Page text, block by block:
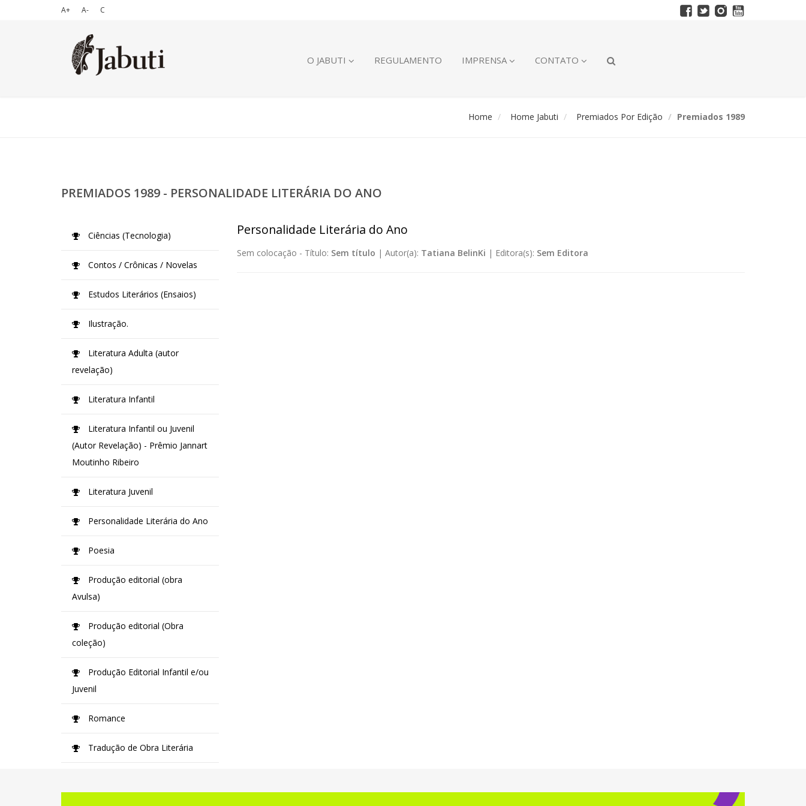
A+ A- C
O JABUTI REGULAMENTO IMPRENSA CONTATO
Home Home Jabuti Premiados Por Edição Premiados 1989
PREMIADOS 1989 - PERSONALIDADE LITERÁRIA DO ANO
Personalidade Literária do Ano
Sem colocação - Título: Sem título | Autor(a): Tatiana BelinKi | Editora(s): Sem Editora
Ciências (Tecnologia)
Contos / Crônicas / Novelas
Estudos Literários (Ensaios)
Ilustração.
Literatura Adulta (autor
revelação)
Literatura Infantil
Literatura Infantil ou Juvenil
(Autor Revelação) - Prêmio Jannart
Moutinho Ribeiro
Literatura Juvenil
Personalidade Literária do Ano
Poesia
Produção editorial (obra
Avulsa)
Produção editorial (Obra
coleção)
Produção Editorial Infantil e/ou
Juvenil
Romance
Tradução de Obra Literária